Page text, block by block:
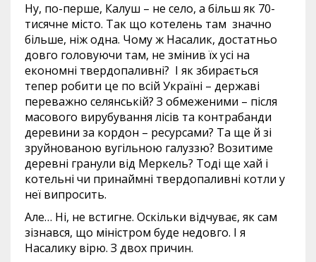
Ну, по-перше, Калуш – не село, а більш як 70-
тисячне місто. Так що котелень там значно
більше, ніж одна. Чому ж Насалик, достатньо
довго головуючи там, не змінив їх усі на
економні твердопаливні? І як збирається
тепер робити це по всій Україні – державі
переважно селянській? З обмеженими – після
масового вирубування лісів та контрабанди
деревини за кордон – ресурсами? Та ще й зі
зруйнованою вугільною галуззю? Возитиме
деревні гранули від Меркель? Тоді ще хай і
котельні чи принаймні твердопаливні котли у
неї випросить.
Але… Ні, не встигне. Оскільки відчуває, як сам
зізнався, що міністром буде недовго. І я
Насалику вірю. З двох причин.